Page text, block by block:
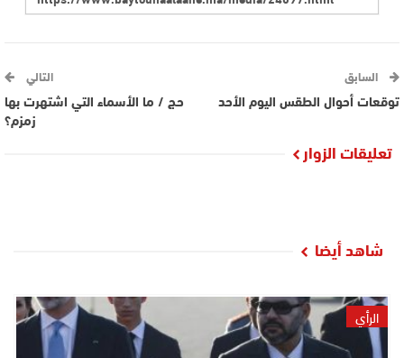
السابق
توقعات أحوال الطقس اليوم الأحد
التالي
حج / ما الأسماء التي اشتهرت بها
زمزم؟
تعليقات الزوار
شاهد أيضا
الرأي